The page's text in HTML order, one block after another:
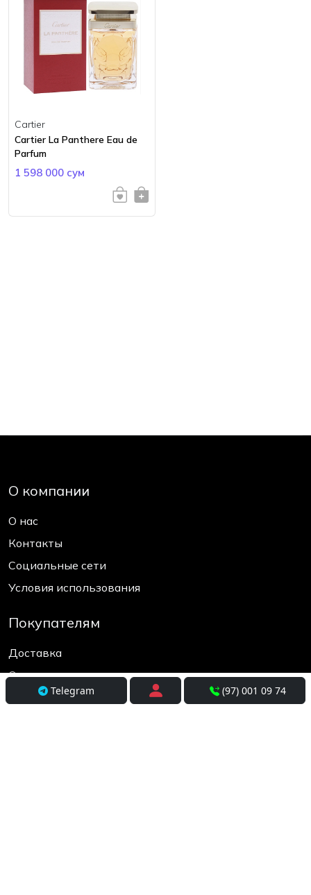
Cartier
Cartier La Panthere Eau de
Parfum
1 598 000 сум
О компании
О нас
Контакты
Социальные сети
Условия использования
Покупателям
Доставка
Оплата и рассрочка
Возврат и обмен
Telegram (97) 001 09 74